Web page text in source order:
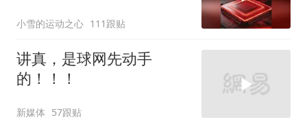
小雪的运动之心 111跟贴
讲真，是球网先动手
的！！！
新媒体 57跟贴